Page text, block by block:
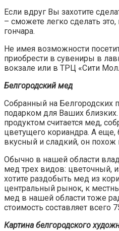
Если вдруг Вы захотите
– сможете легко сделать
гончара.
Не имея возможности
приобрести в сувениры в
вокзале или в ТРЦ «Сити
Белгородский мед
Собранный на Белгородских
подарком для Ваших
продуктом считается мед,
цветущего кориандра. А еще,
вкусный и сладкий, он
Обычно в нашей области
мед трех видов: цветочный,
хотите раздобыть мед из
центральный рынок, к
мед в нашей области тоже
стоимость составляет всего
Картина белгородского